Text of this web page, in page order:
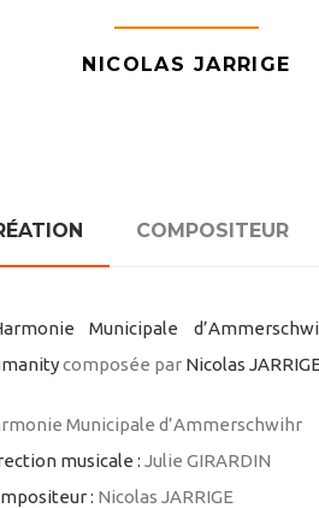
NICOLAS JARRIGE
COMPOSITEUR
Municipale
composée par Nicolas JARRIGE
Municipale d’Ammerschwihr
musicale : Julie GIRARDIN
: Nicolas JARRIGE